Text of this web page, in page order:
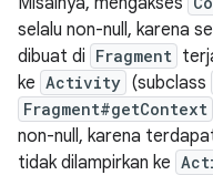
selalu non-null, karena
dibuat di Fragment
ke Activity (subclass
Fragment#getContext
non-null, karena
tidak dilampirkan ke